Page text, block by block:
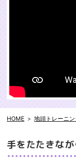
HOME 地頭トレーニ
手をたたきな